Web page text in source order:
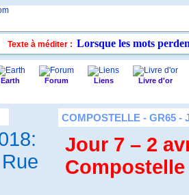
Texte à méditer : Lorsque les mots
Earth Forum Liens Livre d'or
COMPOSTELLE - GR65 -
Jour 7 – 2
Compostelle